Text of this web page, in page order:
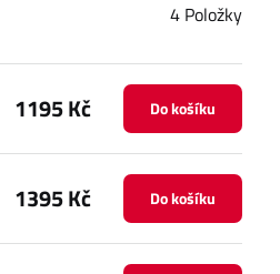
4 Položky
1195 Kč Do košíku
1395 Kč Do košíku